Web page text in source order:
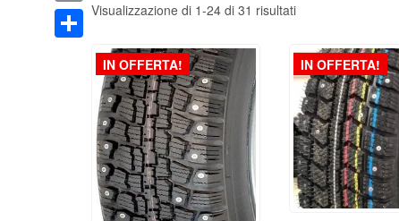
Visualizzazione di 1-24 di 31 risultati
IN OFFERTA! IN OFFERTA!
Email
Condividi